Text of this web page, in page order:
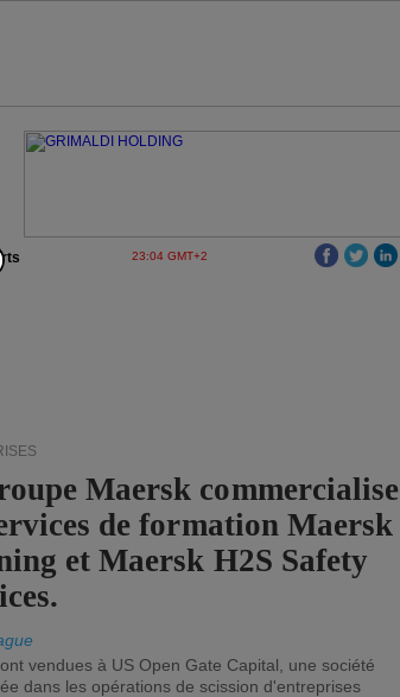
23:04 GMT+2
Maersk commercialise
de formation Maersk
et Maersk H2S Safety
vendues à US Open Gate Capital, une société
dans les opérations de scission d'entreprises